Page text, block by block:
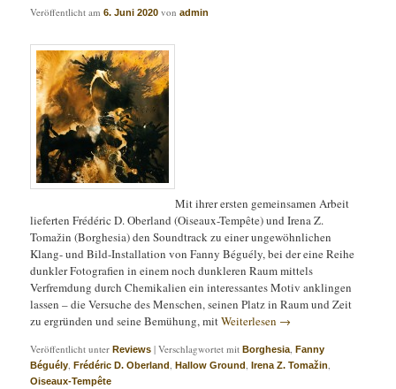
Veröffentlicht am6. Juni 2020 vonadmin
Mit ihrer ersten gemeinsamen Arbeit
lieferten Frédéric D. Oberland (Oiseaux-Tempête) und Irena Z.
Tomažin (Borghesia) den Soundtrack zu einer ungewöhnlichen
Klang- und Bild-Installation von Fanny Béguély, bei der eine Reihe
dunkler Fotografien in einem noch dunkleren Raum mittels
Verfremdung durch Chemikalien ein interessantes Motiv anklingen
lassen – die Versuche des Menschen, seinen Platz in Raum und Zeit
zu ergründen und seine Bemühung, mitWeiterlesen →
Veröffentlicht unter Reviews |Verschlagwortet mit Borghesia ,Fanny
Béguély ,Frédéric D. Oberland ,Hallow Ground ,Irena Z. Tomažin
Oiseaux-Tempête